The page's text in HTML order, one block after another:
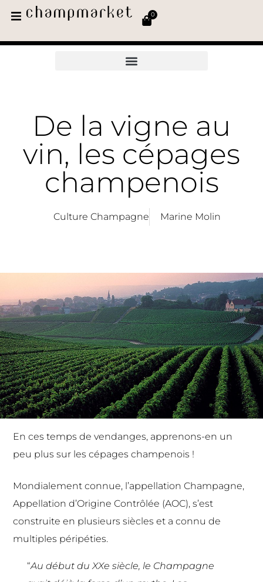
0
De la vigne au
vin, les cépages
champenois
Culture Champagne Marine Molin
En ces temps de vendanges, apprenons-en un
peu plus sur les cépages champenois !
Mondialement connue, l’appellation Champagne,
Appellation d’Origine Contrôlée (AOC), s’est
construite en plusieurs siècleset a connu de
multiples péripéties.
“Au début du XXe siècle, le Champagne